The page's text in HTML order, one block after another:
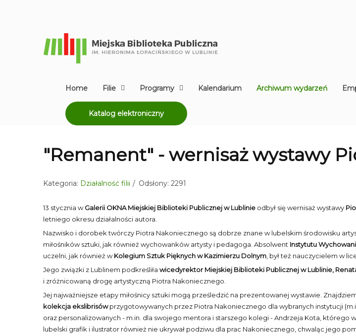
Home Filie Programy Kalendarium Archiwum wydarzeń
Katalog elektroniczny
"Remanent" - wernisaż wystawy
Kategoria: Działalność filii Odsłony: 2291
13 stycznia wGalerii OKNA Miejskiej Biblioteki Publicznej w Lublinie odbył się wernisaż wystawy
letniego okresu działalności autora.
Nazwisko i dorobek twórczy Piotra Nakoniecznego są dobrze znane w lubelskim środowisku
miłośników sztuki, jak również wychowanków artysty i pedagoga. Absolwent Instytutu
uczelni, jak również wKolegium Sztuk Pięknych w Kazimierzu Dolnym , był też nauczycielem w
Jego związki z Lublinem podkreśliła wicedyrektor Miejskiej Biblioteki Publicznej w Lublinie,
i zróżnicowaną drogę artystyczną Piotra Nakoniecznego.
Jej najważniejsze etapy miłośnicy sztuki mogą prześledzić na prezentowanej wystawie.
kolekcja ekslibrisówprzygotowywanych przez Piotra Nakoniecznego dla wybranych instytucji
oraz personalizowanych - m.in. dla swojego mentora i starszego kolegi - Andrzeja Kota, którego
lubelski grafik i ilustrator również nie ukrywał podziwu dla prac Nakoniecznego, chwaląc jego